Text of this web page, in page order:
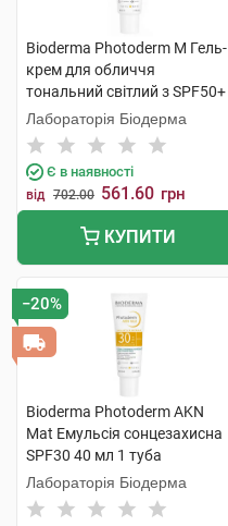
Bioderma Photoderm M Гель-
крем для обличчя
тональний світлий з SPF50+
40 мл 1 туба
Лабораторія Біодерма
Є в наявності
від 702.00 561.60 грн
КУПИТИ
−20%
Bioderma Photoderm AKN
Mat Емульсія сонцезахисна
SPF30 40 мл 1 туба
Лабораторія Біодерма